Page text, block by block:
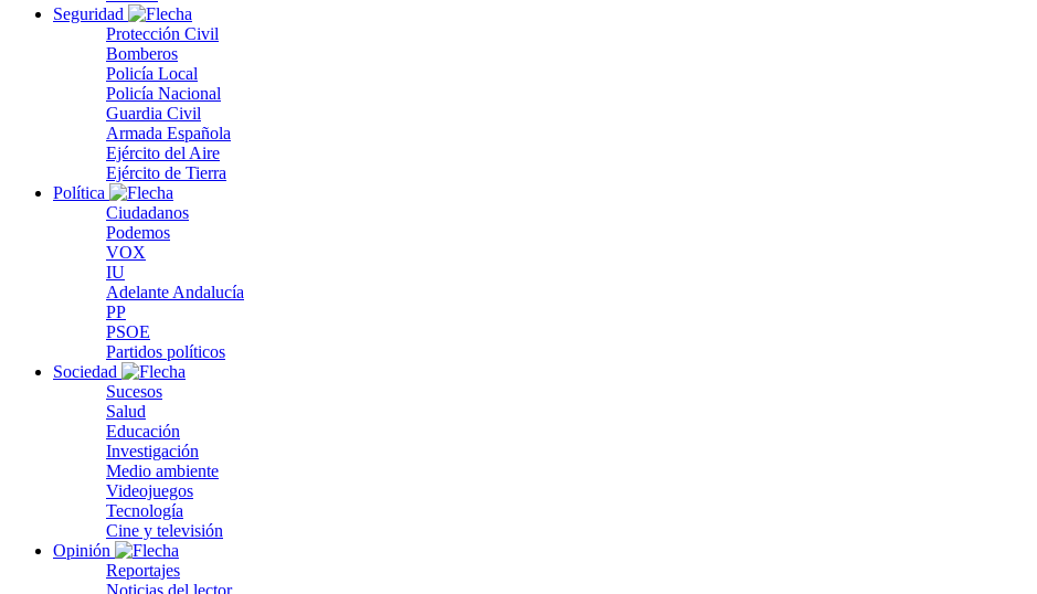
Seguridad
Protección Civil
Bomberos
Policía Local
Policía Nacional
Guardia Civil
Armada Española
Ejército del Aire
Ejército de Tierra
Política
Ciudadanos
Podemos
VOX
IU
Adelante Andalucía
PP
PSOE
Partidos políticos
Sociedad
Sucesos
Salud
Educación
Investigación
Medio ambiente
Videojuegos
Tecnología
Cine y televisión
Opinión
Reportajes